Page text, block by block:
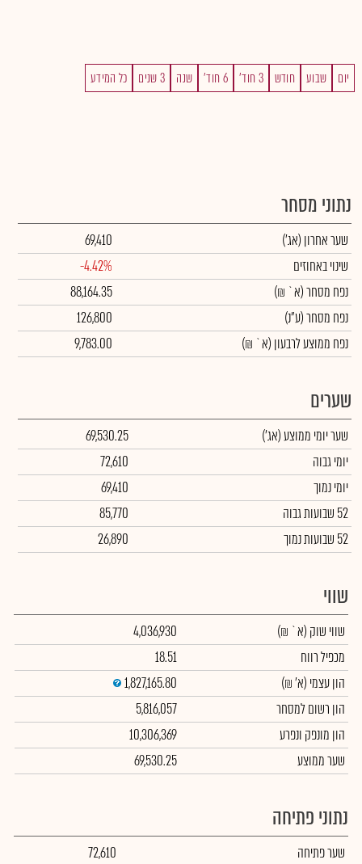
יום שבוע חודש 3 חוד' 6 חוד' שנה 3 שנים כל המידע
נתוני מסחר
שער אחרון (אג')
69,410
שינוי באחוזים
-4.42%
נפח מסחר(א` ₪)
88,164.35
נפח מסחר(ע"נ)
126,800
נפח ממוצע לרבעון (א` ₪)
9,783.00
שערים
שער יומי ממוצע(אג')
69,530.25
יומי גבוה
72,610
יומי נמוך
69,410
52 שבועות גבוה
85,770
52 שבועות נמוך
26,890
שווי
שווי שוק (א` ₪)
4,036,930
מכפיל רווח
18.51
הון עצמי (א' ₪)
1,827,165.80
הון רשום למסחר
5,816,057
הון מונפק ונפרע
10,306,369
שער ממוצע
69,530.25
נתוני פתיחה
שער פתיחה
72,610